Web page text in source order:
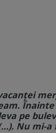
Înainte
pe
Nu mi-a